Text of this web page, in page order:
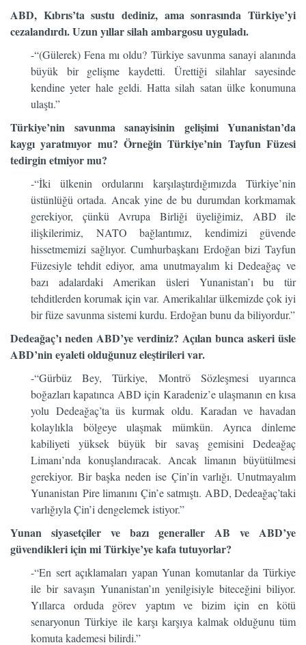
ABD, Kıbrıs’ta sustu dediniz, ama sonrasında Türkiye’yi
cezalandırdı. Uzun yıllar silah ambargosu uyguladı.
-“(Gülerek) Fena mı oldu? Türkiye savunma sanayi alanında
büyük bir gelişme kaydetti. Ürettiği silahlar sayesinde
kendine yeter hale geldi. Hatta silah satan ülke konumuna
ulaştı.”
Türkiye’nin savunma sanayisinin gelişimi Yunanistan’da
kaygı yaratmıyor mu? Örneğin Türkiye’nin Tayfun Füzesi
tedirgin etmiyor mu?
-“İki ülkenin ordularını karşılaştırdığımızda Türkiye’nin
üstünlüğü ortada. Ancak yine de bu durumdan korkmamak
gerekiyor, çünkü Avrupa Birliği üyeliğimiz, ABD ile
ilişkilerimiz, NATO bağlantımız, kendimizi güvende
hissetmemizi sağlıyor. Cumhurbaşkanı Erdoğan bizi Tayfun
Füzesiyle tehdit ediyor, ama unutmayalım ki Dedeağaç ve
bazı adalardaki Amerikan üsleri Yunanistan’ı bu tür
tehditlerden korumak için var. Amerikalılar ülkemizde çok iyi
bir füze savunma sistemi kurdu. Erdoğan bunu da biliyordur.”
Dedeağaç’ı neden ABD’ye verdiniz? Açılan bunca askeri üsle
ABD’nin eyaleti olduğunuz eleştirileri var.
-“Gürbüz Bey, Türkiye, Montrö Sözleşmesi uyarınca
boğazları kapatınca ABD için Karadeniz’e ulaşmanın en kısa
yolu Dedeağaç’ta üs kurmak oldu. Karadan ve havadan
kolaylıkla bölgeye ulaşmak mümkün. Ayrıca dinleme
kabiliyeti yüksek büyük bir savaş gemisini Dedeağaç
Limanı’nda konuşlandıracak. Ancak limanın büyütülmesi
gerekiyor. Bir başka neden ise Çin’in varlığı. Unutmayalım
Yunanistan Pire limanını Çin’e satmıştı. ABD, Dedeağaç’taki
varlığıyla Çin’i dengelemek istiyor.”
Yunan siyasetçiler ve bazı generaller AB ve ABD’ye
güvendikleri için mi Türkiye’ye kafa tutuyorlar?
-“En sert açıklamaları yapan Yunan komutanlar da Türkiye
ile bir savaşın Yunanistan’ın yenilgisiyle biteceğini biliyor.
Yıllarca orduda görev yaptım ve bizim için en kötü
senaryonun Türkiye ile karşı karşıya kalmak olduğunu tüm
komuta kademesi bilirdi.”